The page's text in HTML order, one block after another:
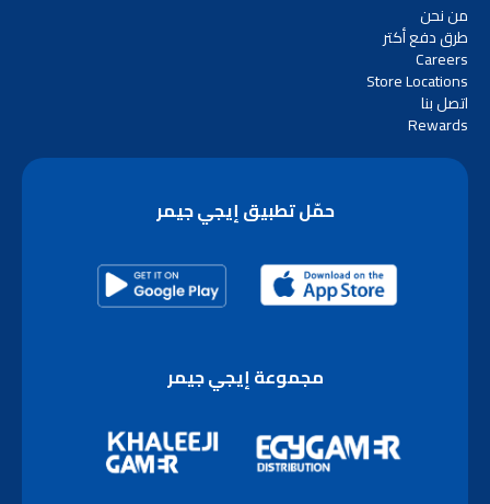
من نحن
طرق دفع أكتر
Careers
Store Locations
اتصل بنا
Rewards
حمّل تطبيق إيجي جيمر
مجموعة إيجي جيمر